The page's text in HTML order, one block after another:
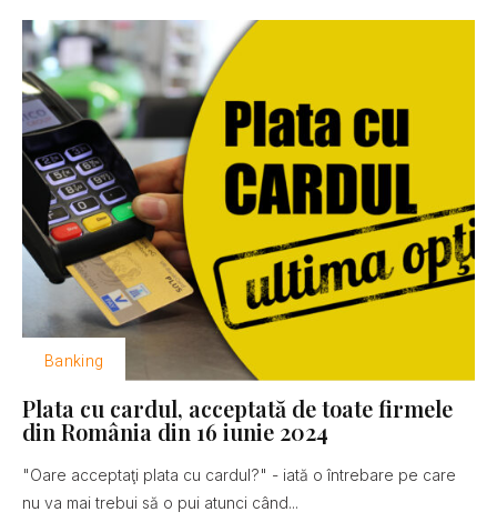
Banking
Plata cu cardul, acceptată de toate firmele
din România din 16 iunie 2024
"Oare acceptaţi plata cu cardul?" - iată o întrebare pe care
nu va mai trebui să o pui atunci când...